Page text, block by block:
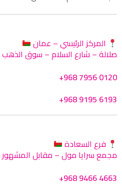
المركز الرئيسي – عمان
صلالة – شارع السلام – سوق الذهب
+968 7956 0120
+968 9195 6193
فرع السعادة
مجمع سرايا مول – مقابل المشهور
+968 9466 4663